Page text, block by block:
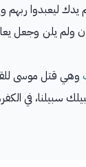
ليعبدوا ربهم
ولم يلن وجعل
وهي قتل موسى
سبيلنا، في